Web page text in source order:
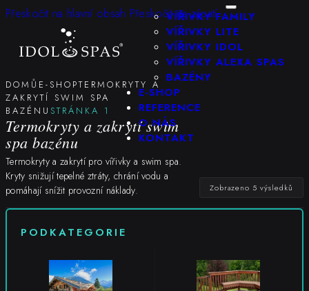
Přeskočit na hlavní obsah Přeskočit na zápatí
VÍŘIVKY FAMILY
VÍŘIVKY LITE
VÍŘIVKY IDOL
VÍŘIVKY ALEXA SPAS
BAZÉNY
E-SHOP
REFERENCE
O NÁS
KONTAKT
DOMŮ E-SHOPTERMOKRYTY A
ZAKRYTÍ SWIM SPA
BAZÉNU STRÁNKA 1
Termokryty a zakrytí swim
spa bazénu
Termokryty a zakrytí pro vířivky a swim spa.
Kryty snižují tepelné ztráty, chrání vodu a
pomáhají snížit provozní náklady.
Zobrazeno 5 výsledků
PODKATEGORIE